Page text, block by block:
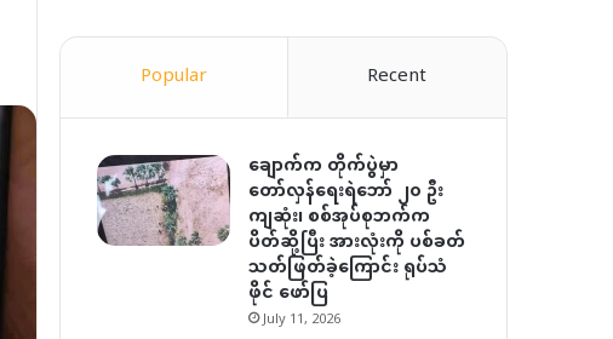
Popular Recent
ချောက်က တိုက်ပွဲမှာ
တော်လှန်ရေးရဲဘော် ၂၀ ဦး
ကျဆုံး၊ စစ်အုပ်စုဘက်က
ပိတ်ဆို့ပြီး အားလုံးကို ပစ်ခတ်
သတ်ဖြတ်ခဲ့ကြောင်း ရုပ်သံ
ဖိုင် ဖော်ပြ
July 11, 2026